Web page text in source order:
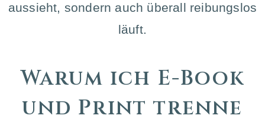
aussieht, sondern auch überall reibungslos
läuft.
Warum ich E-Book
und Print trenne